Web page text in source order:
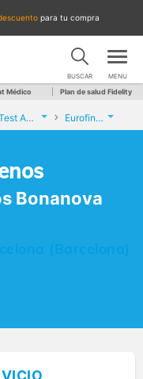
para tu compra
BUSCAR MENU
Médico Plan de salud Fidelity
Test ALEX. 300 alérgenos Eurofins Análisis Clínicos Bonanova
Bonanova
(Barcelona)